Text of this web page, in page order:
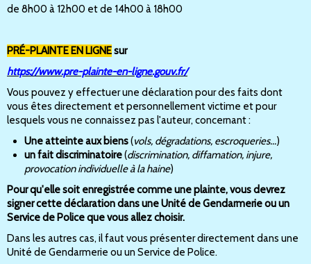
de 8h00 à 12h00 et de 14h00 à 18h00
PRÉ-PLAINTE EN LIGNEsur
https://www.pre-plainte-en-ligne.gouv.fr/
Vous pouvez y effectuer une déclaration pour des faits dont
vous êtes directement et personnellement victime et pour
lesquels vous ne connaissez pas l'auteur, concernant :
Une atteinte aux biens(vols, dégradations, escroqueries...)
un fait discriminatoire(discrimination, diffamation, injure,
provocation individuelle à la haine)
Pour qu'elle soit enregistrée comme une plainte, vous devrez
signer cette déclaration dans une Unité de Gendarmerie ou un
Service de Police que vous allez choisir.
Dans les autres cas, il faut vous présenter directement dans une
Unité de Gendarmerie ou un Service de Police.